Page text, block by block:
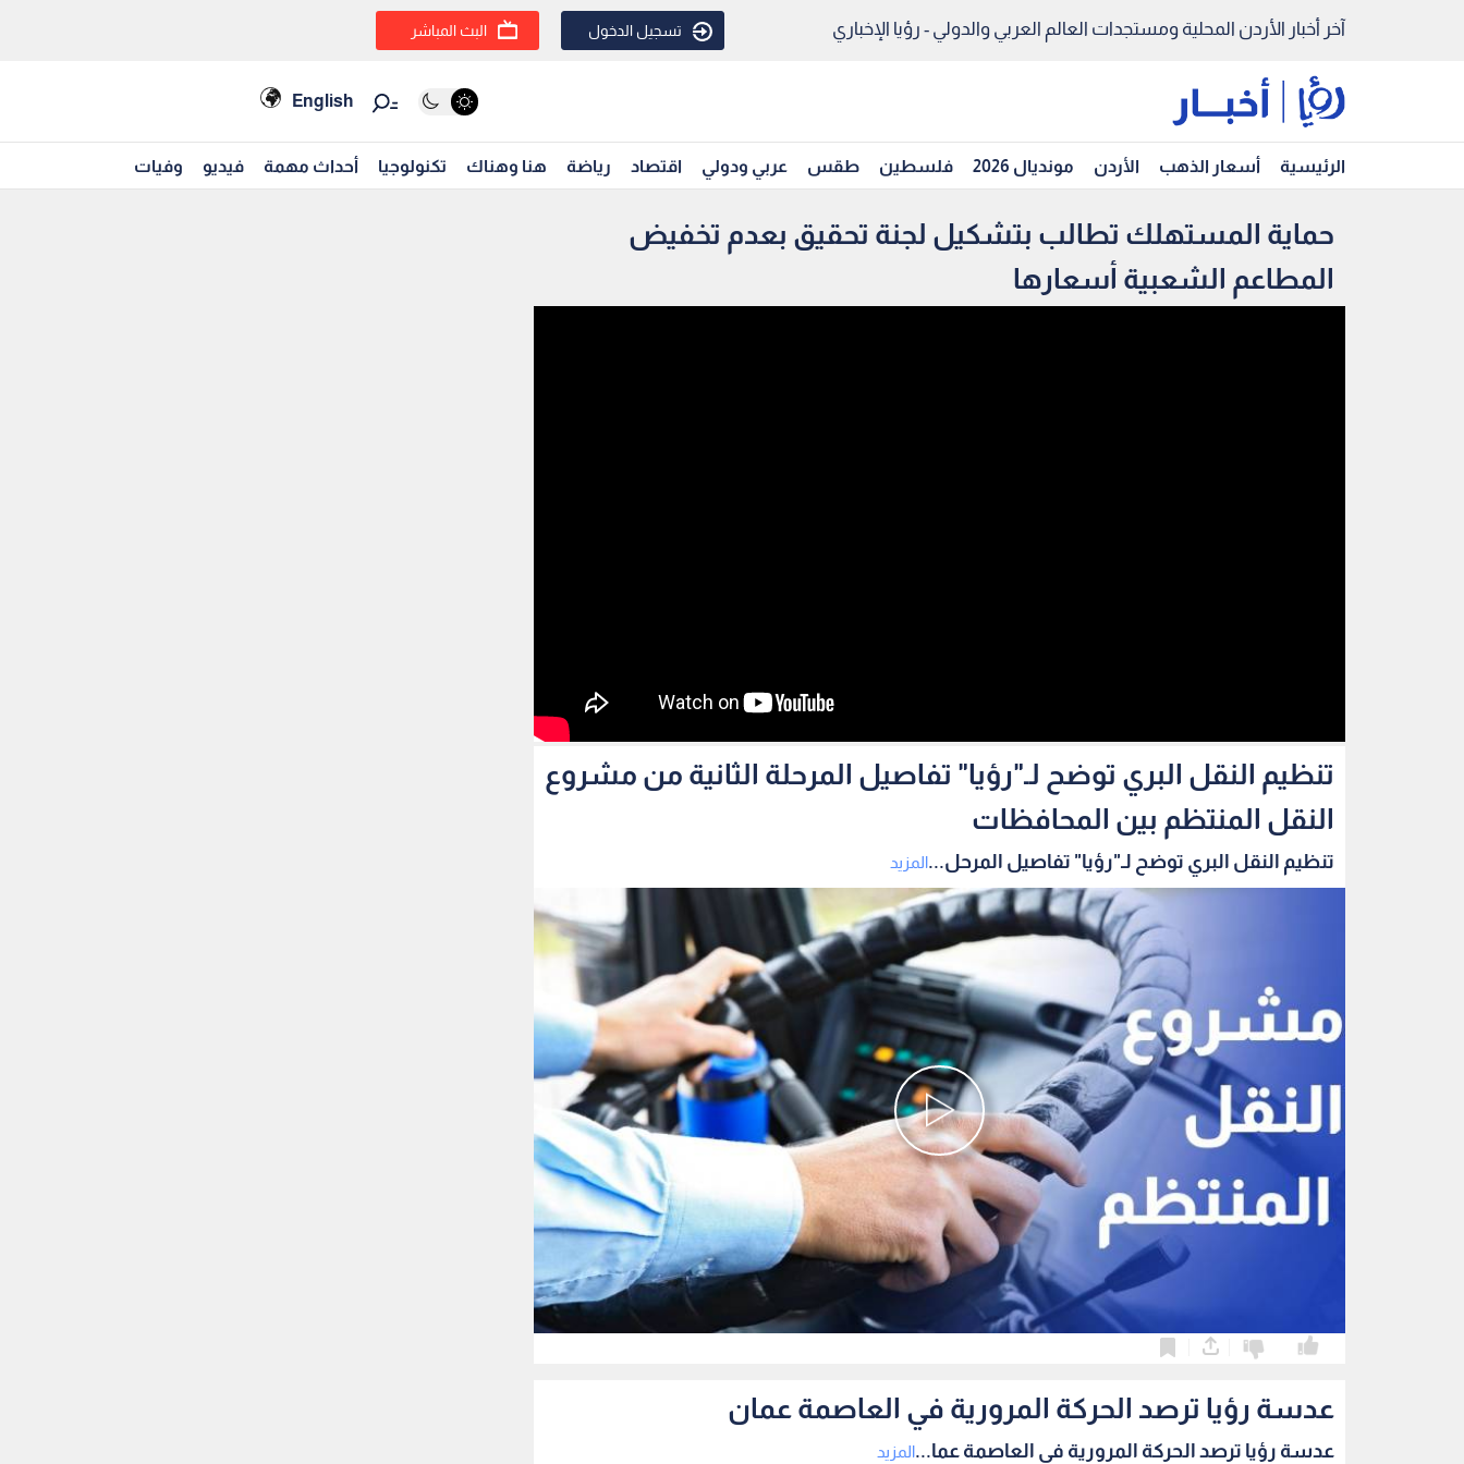
آخر أخبار الأردن المحلية ومستجدات العالم العربي والدولي - رؤيا الإخباري تسجيل الدخول البث المباشر
English
الرئيسية أسعار الذهب الأردن مونديال 2026 فلسطين طقس عربي ودولي اقتصاد رياضة هنا وهناك تكنولوجيا أحداث مهمة فيديو وفيات
حماية المستهلك تطالب بتشكيل لجنة تحقيق بعدم تخفيض
المطاعم الشعبية أسعارها
تنظيم النقل البري توضح لـ"رؤيا" تفاصيل المرحلة الثانية من مشروع
النقل المنتظم بين المحافظات
تنظيم النقل البري توضح لـ"رؤيا" تفاصيل المرحل...المزيد
عدسة رؤيا ترصد الحركة المرورية في العاصمة عمان
عدسة رؤيا ترصد الحركة المرورية في العاصمة عما...المزيد